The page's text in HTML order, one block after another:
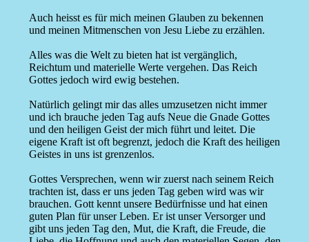
Auch heisst es für mich meinen Glauben zu bekennen
und meinen Mitmenschen von Jesu Liebe zu erzählen.
Alles was die Welt zu bieten hat ist vergänglich,
Reichtum und materielle Werte vergehen. Das Reich
Gottes jedoch wird ewig bestehen.
Natürlich gelingt mir das alles umzusetzen nicht immer
und ich brauche jeden Tag aufs Neue die Gnade Gottes
und den heiligen Geist der mich führt und leitet. Die
eigene Kraft ist oft begrenzt, jedoch die Kraft des heiligen
Geistes in uns ist grenzenlos.
Gottes Versprechen, wenn wir zuerst nach seinem Reich
trachten ist, dass er uns jeden Tag geben wird was wir
brauchen. Gott kennt unsere Bedürfnisse und hat einen
guten Plan für unser Leben. Er ist unser Versorger und
gibt uns jeden Tag den, Mut, die Kraft, die Freude, die